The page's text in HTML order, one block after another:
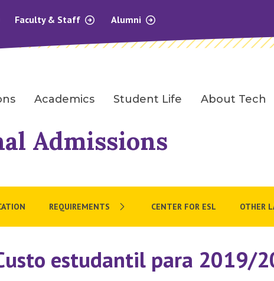
Faculty & Staff
Alumni
Academics Student Life About Tech
Admissions
REQUIREMENTS CENTER FOR ESL OTHER
estudantil para 2019/